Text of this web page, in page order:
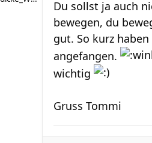
Du sollst ja auch
bewegen, du
gut. So kurz
angefangen.
wichtig
Gruss Tommi